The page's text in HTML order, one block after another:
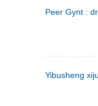
Peer Gynt :
Yibusheng